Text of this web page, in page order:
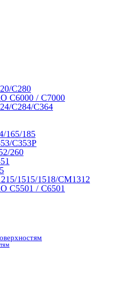
C280
C6000 / C7000
С284/С364
165/185
C353Р
260
1515/1518/CM1312
С5501 / С6501